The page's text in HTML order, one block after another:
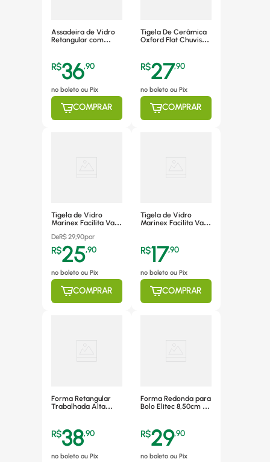
Assadeira de Vidro
Retangular com
R$36,90
no boleto ou Pix
COMPRAR
Tigela De Cerâmica
Oxford Flat Chuvisco
R$27,90
no boleto ou Pix
COMPRAR
Tigela de Vidro
Marinex Facilita Vap
Sortida - 0726
DeR$29,90por
R$25,90
no boleto ou Pix
COMPRAR
Tigela de Vidro
Marinex Facilita Vap
R$17,90
no boleto ou Pix
COMPRAR
Forma Retangular
Trabalhada Alta
R$38,90
no boleto ou Pix
Forma Redonda para
Bolo Elitec 8,50cm x
R$29,90
no boleto ou Pix